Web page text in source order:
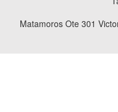
Matamoros Ote 301